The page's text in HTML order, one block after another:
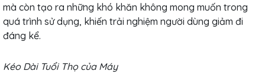
mà còn tạo ra những khó khăn không mong muốn trong
quá trình sử dụng, khiến trải nghiệm người dùng giảm đi
đáng kể.
Kéo Dài Tuổi Thọ của Máy